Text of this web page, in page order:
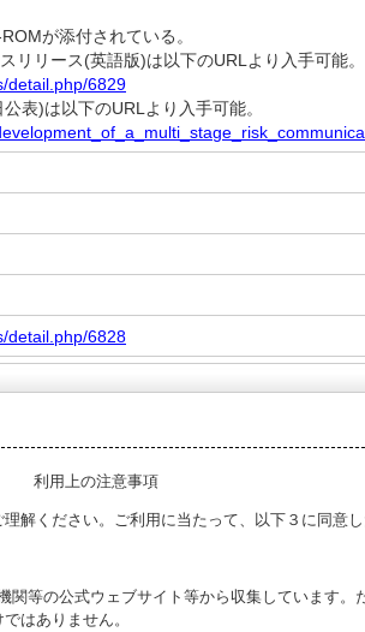
が添付されている。
リース(英語版)は以下のURLより入手可能。
detail.php/6829
表)は以下のURLより入手可能。
detail.php/6828
利用上の注意事項
解ください。ご利用に当たって、以下３に同意し
等の公式ウェブサイト等から収集しています。
はありません。